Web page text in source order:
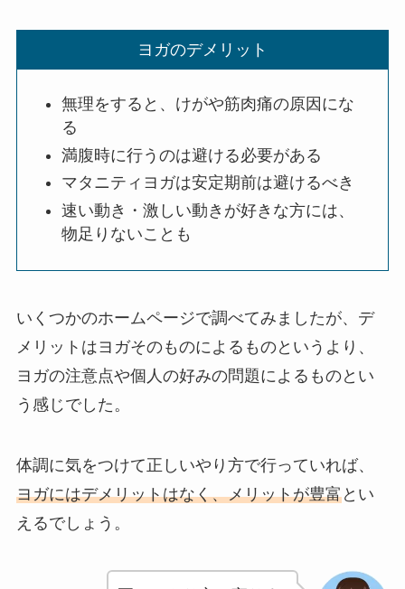
ヨガのデメリット
無理をすると、けがや筋肉痛の原因にな
る
満腹時に行うのは避ける必要がある
マタニティヨガは安定期前は避けるべき
速い動き・激しい動きが好きな方には、
物足りないことも
いくつかのホームページで調べてみましたが、デ
メリットはヨガそのものによるものというより、
ヨガの注意点や個人の好みの問題によるものとい
う感じでした。
体調に気をつけて正しいやり方で行っていれば、
ヨガにはデメリットはなく、メリットが豊富とい
えるでしょう。